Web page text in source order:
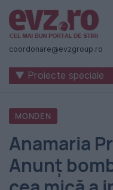
Știri
naționale
internaționale
România
-
Evenimentul
coordonare@evzgroup.ro
▼ Proiecte speciale
MONDEN
Anamaria
Anunț